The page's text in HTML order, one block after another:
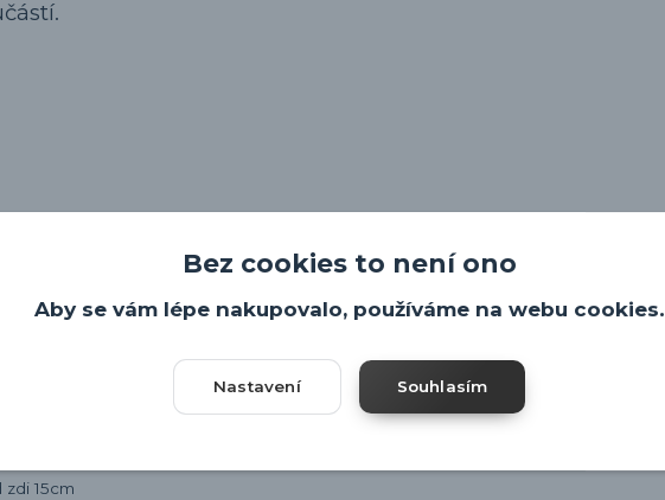
zdi 15cm
Bez cookies to není ono
Aby se vám lépe nakupovalo, používáme na webu cookies.
Nastavení Souhlasím